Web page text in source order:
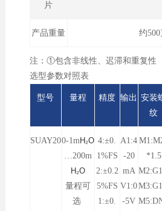
片
产品重量 约
注：①包含非线性、迟滞和重复性
选型参数对照表
型号 量程 精度 输出 安装
纹
SUAY200-1mH₂O
…200m
H₂O
量程可
选
4:±0.
1%FS
2:±0.2
5%FS
1:±0.
A1:4
-20
mA
V1:0
-5V
*1.5